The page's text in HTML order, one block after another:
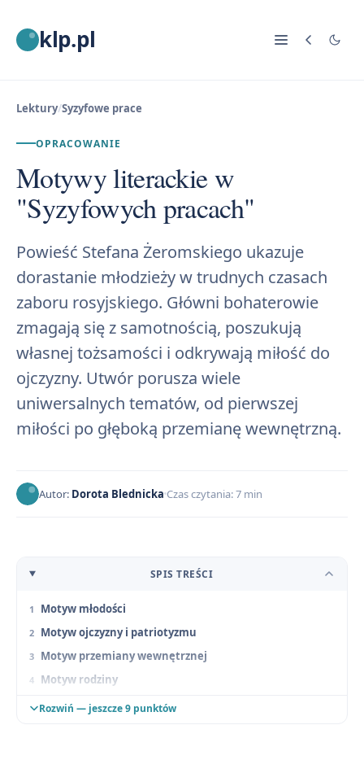
klp.pl
Lektury/Syzyfowe prace
OPRACOWANIE
Motywy literackie w
"Syzyfowych pracach"
Powieść Stefana Żeromskiego ukazuje
dorastanie młodzieży w trudnych czasach
zaboru rosyjskiego. Główni bohaterowie
zmagają się z samotnością, poszukują
własnej tożsamości i odkrywają miłość do
ojczyzny. Utwór porusza wiele
uniwersalnych tematów, od pierwszej
miłości po głęboką przemianę wewnętrzną.
Autor: Dorota Blednicka Czas czytania: 7 min
SPIS TREŚCI
Motyw młodości
Motyw ojczyzny i patriotyzmu
Motyw przemiany wewnętrznej
Motyw rodziny
Motyw samotności
Rozwiń — jeszcze 9 punktów